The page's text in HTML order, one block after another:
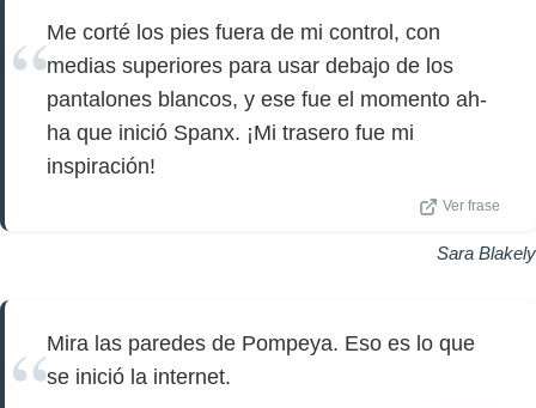
Me corté los pies fuera de mi control, con
medias superiores para usar debajo de los
pantalones blancos, y ese fue el momento ah-
ha que inició Spanx. ¡Mi trasero fue mi
inspiración!
Ver frase
Sara Blakely
Mira las paredes de Pompeya. Eso es lo que
se inició la internet.